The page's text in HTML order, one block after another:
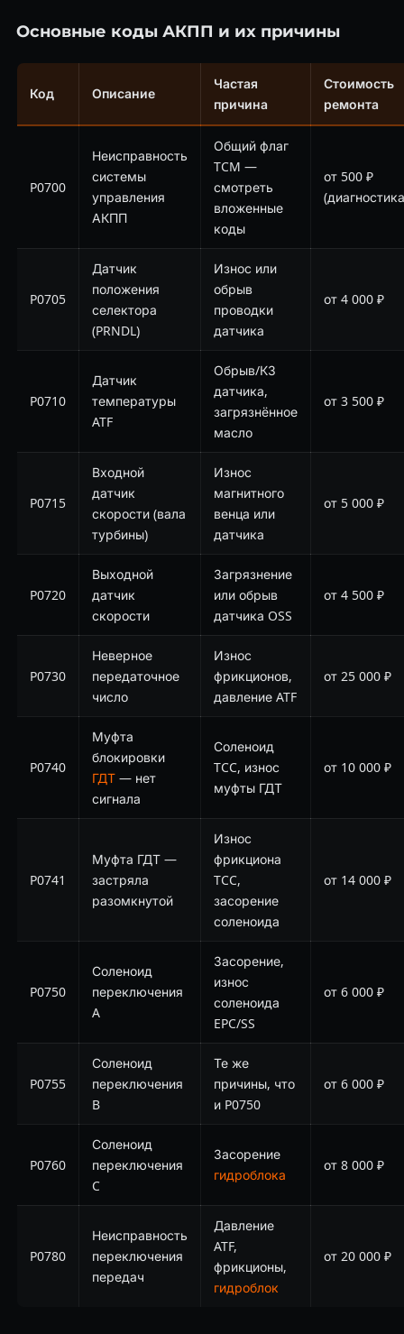
Основные коды АКПП и их причины
Код Описание
Частая
причина
Стоимость
ремонта
P0700
Неисправность
системы
управления
АКПП
Общий флаг
TCM —
смотреть
вложенные
коды
от 500 ₽
P0705
Датчик
положения
селектора
(PRNDL)
Износ или
обрыв
проводки
датчика
от 4 000 ₽
P0710
Датчик
температуры
ATF
Обрыв/КЗ
датчика,
загрязнённое
масло
от 3 500 ₽
P0715
Входной
датчик
скорости (вала
турбины)
Износ
магнитного
венца или
датчика
от 5 000 ₽
P0720
Выходной
датчик
скорости
Загрязнение
или обрыв
датчика OSS
от 4 500 ₽
P0730
Неверное
передаточное
число
Износ
фрикционов,
давление ATF
от 25 000 ₽
P0740
Муфта
блокировки
ГДТ— нет
сигнала
Соленоид
TCC, износ
муфты ГДТ
от 10 000 ₽
P0741
Муфта ГДТ —
застряла
разомкнутой
Износ
фрикциона
TCC,
засорение
соленоида
от 14 000 ₽
P0750
Соленоид
переключения
A
Засорение,
износ
соленоида
EPC/SS
от 6 000 ₽
P0755
Соленоид
переключения
B
Те же
причины, что
и P0750
от 6 000 ₽
P0760
Соленоид
переключения
C
Засорение
гидроблока
от 8 000 ₽
P0780
Неисправность
переключения
передач
Давление
ATF,
фрикционы,
гидроблок
от 20 000 ₽